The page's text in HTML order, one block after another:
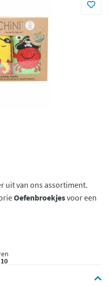
uit van ons assortiment.
Oefenbroekjesvoor een